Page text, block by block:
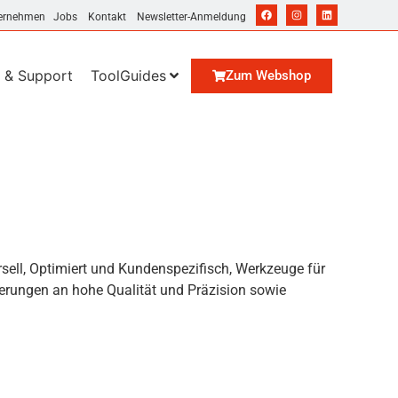
Jobs Kontakt Newsletter-Anmeldung
& Support ToolGuides Zum Webshop
Optimiert und Kundenspezifisch, Werkzeuge für
an hohe Qualität und Präzision sowie